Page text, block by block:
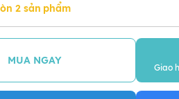
2 sản phẩm
MUA NGAY
Giao